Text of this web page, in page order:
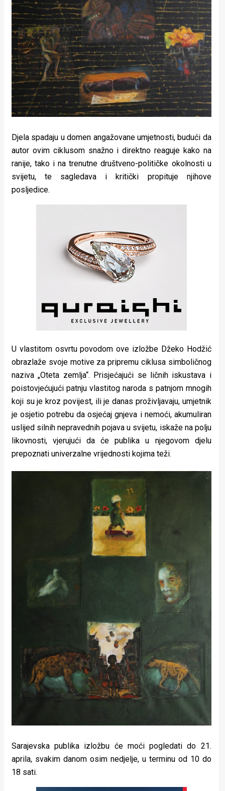
Djela spadaju u domen angažovane umjetnosti, budući da
autor ovim ciklusom snažno i direktno reaguje kako na
ranije, tako i na trenutne društveno-političke okolnosti u
svijetu, te sagledava i kritički propituje njihove
posljedice.
U vlastitom osvrtu povodom ove izložbe Džeko Hodžić
obrazlaže svoje motive za pripremu ciklusa simboličnog
naziva „Oteta zemlja“. Prisjećajući se ličnih iskustava i
poistovjećujući patnju vlastitog naroda s patnjom mnogih
koji su je kroz povijest, ili je danas proživljavaju, umjetnik
je osjetio potrebu da osjećaj gnjeva i nemoći, akumuliran
uslijed silnih nepravednih pojava u svijetu, iskaže na polju
likovnosti, vjerujući da će publika u njegovom djelu
prepoznati univerzalne vrijednosti kojima teži.
Sarajevska publika izložbu će moći pogledati do 21.
aprila, svakim danom osim nedjelje, u terminu od 10 do
18 sati.